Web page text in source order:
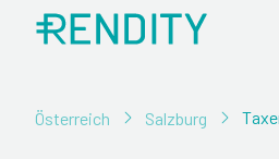
Österreich Salzburg